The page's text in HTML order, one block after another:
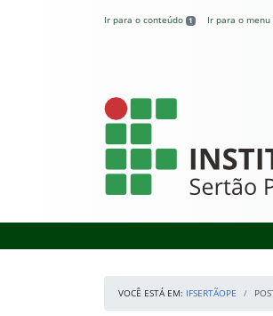
Ir para o conteúdo 1 Ir para o menu
IFSertãoPE
VOCÊ ESTÁ EM: IFSERTÃOPE